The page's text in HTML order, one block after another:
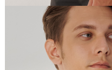
Jumlah yang diperakui untuk
kelulusan boleh sehingga
pembayaran dalam tempoh
20% setahun akan dikenakan.
mendapatkan kebenaran daripada
untuk menggunakan AFTEE.